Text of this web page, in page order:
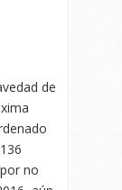
de
no